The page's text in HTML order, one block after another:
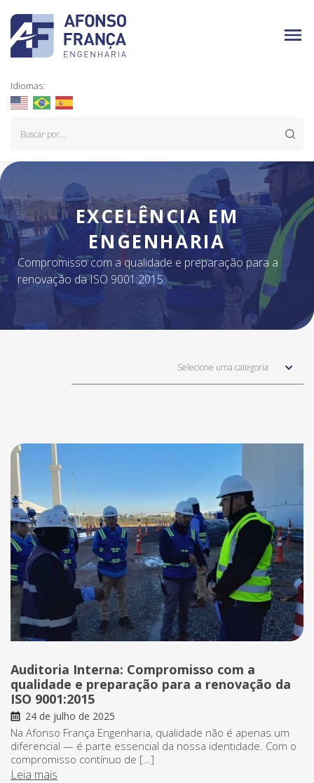
Idiomas:
EXCELÊNCIA EM
ENGENHARIA
Compromisso com a qualidade e preparação para a
renovação da ISO 9001:2015
Selecione uma categoria
Auditoria Interna: Compromisso com a
qualidade e preparação para a renovação da
ISO 9001:2015
24 de julho de 2025
Na Afonso França Engenharia, qualidade não é apenas um
diferencial — é parte essencial da nossa identidade. Com o
compromisso contínuo de […]
Leia mais